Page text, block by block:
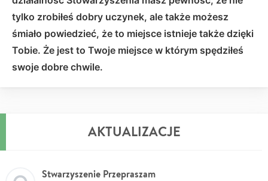
tylko zrobiłeś dobry uczynek, ale także możesz
śmiało powiedzieć, że to miejsce istnieje także dzięki
Tobie. Że jest to Twoje miejsce w którym spędziłeś
swoje dobre chwile.
AKTUALIZACJE
Stwarzyszenie Przepraszam